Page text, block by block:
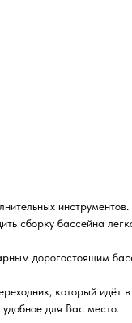
сборку бассейна
дорогостоящим
который идёт
для Вас место.